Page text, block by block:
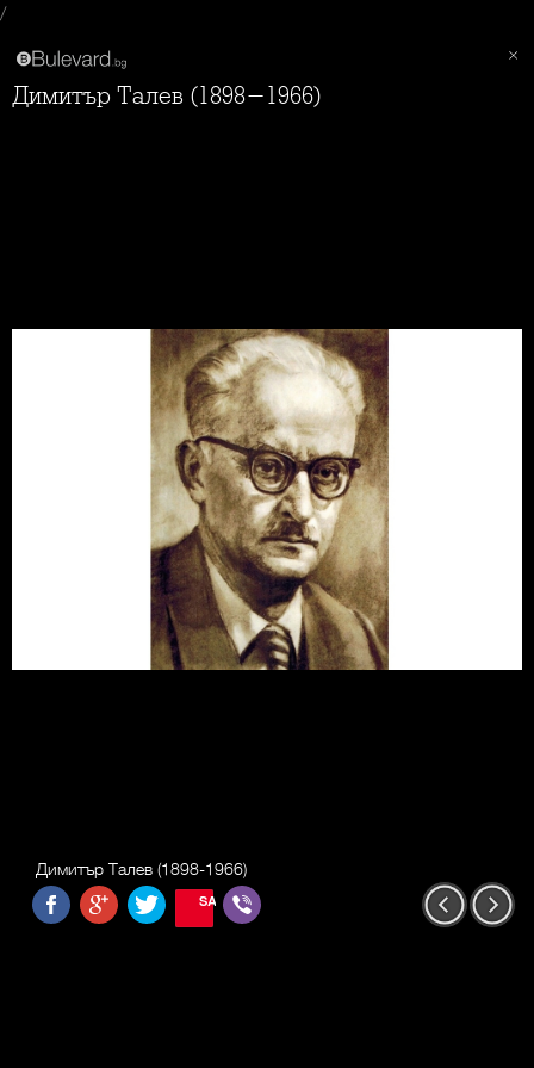
/
Димитър Талев (1898-1966)
Димитър Талев (1898-1966)
SAVE